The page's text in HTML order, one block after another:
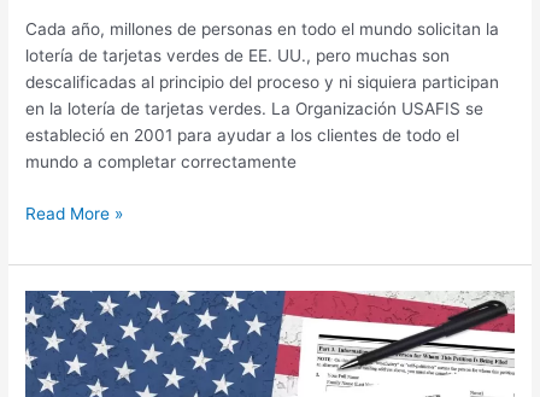
Cada año, millones de personas en todo el mundo solicitan la
lotería de tarjetas verdes de EE. UU., pero muchas son
descalificadas al principio del proceso y ni siquiera participan
en la lotería de tarjetas verdes. La Organización USAFIS se
estableció en 2001 para ayudar a los clientes de todo el
mundo a completar correctamente
Read More »
Video:
La
Ventaja
de